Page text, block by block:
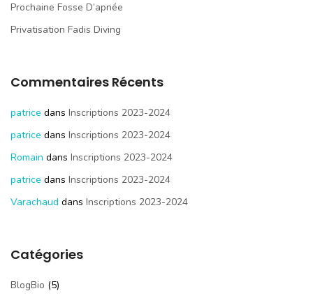
Prochaine Fosse D’apnée
Privatisation Fadis Diving
Commentaires Récents
patrice dans Inscriptions 2023-2024
patrice dans Inscriptions 2023-2024
Romain dans Inscriptions 2023-2024
patrice dans Inscriptions 2023-2024
Varachaud dans Inscriptions 2023-2024
Catégories
BlogBio (5)